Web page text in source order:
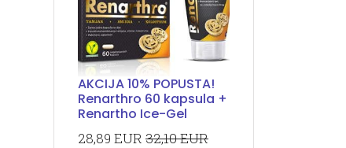
AKCIJA 10% POPUSTA!
Renarthro 60 kapsula +
Renartho Ice-Gel
28,89 EUR 32,10 EUR